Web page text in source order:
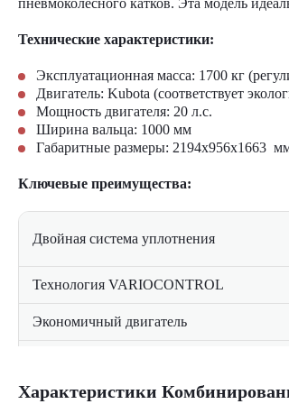
пневмоколесного катков. Эта модель
Технические характеристики:
Эксплуатационная масса: 1700 кг
Двигатель: Kubota (соответствует
Мощность двигателя: 20 л.с.
Ширина вальца: 1000 мм
Габаритные размеры: 2194х956х1663
Ключевые преимущества:
Двойная система уплотнения
Технология VARIOCONTROL
Экономичный двигатель
Характеристики